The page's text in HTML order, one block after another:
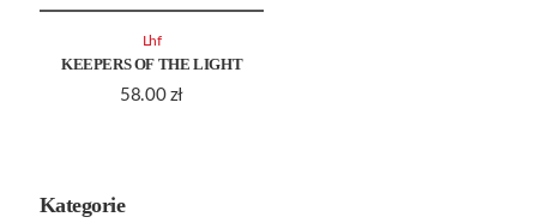
KEEPERS OF THE LIGHT
58.00 zł
Lhf
Kategorie